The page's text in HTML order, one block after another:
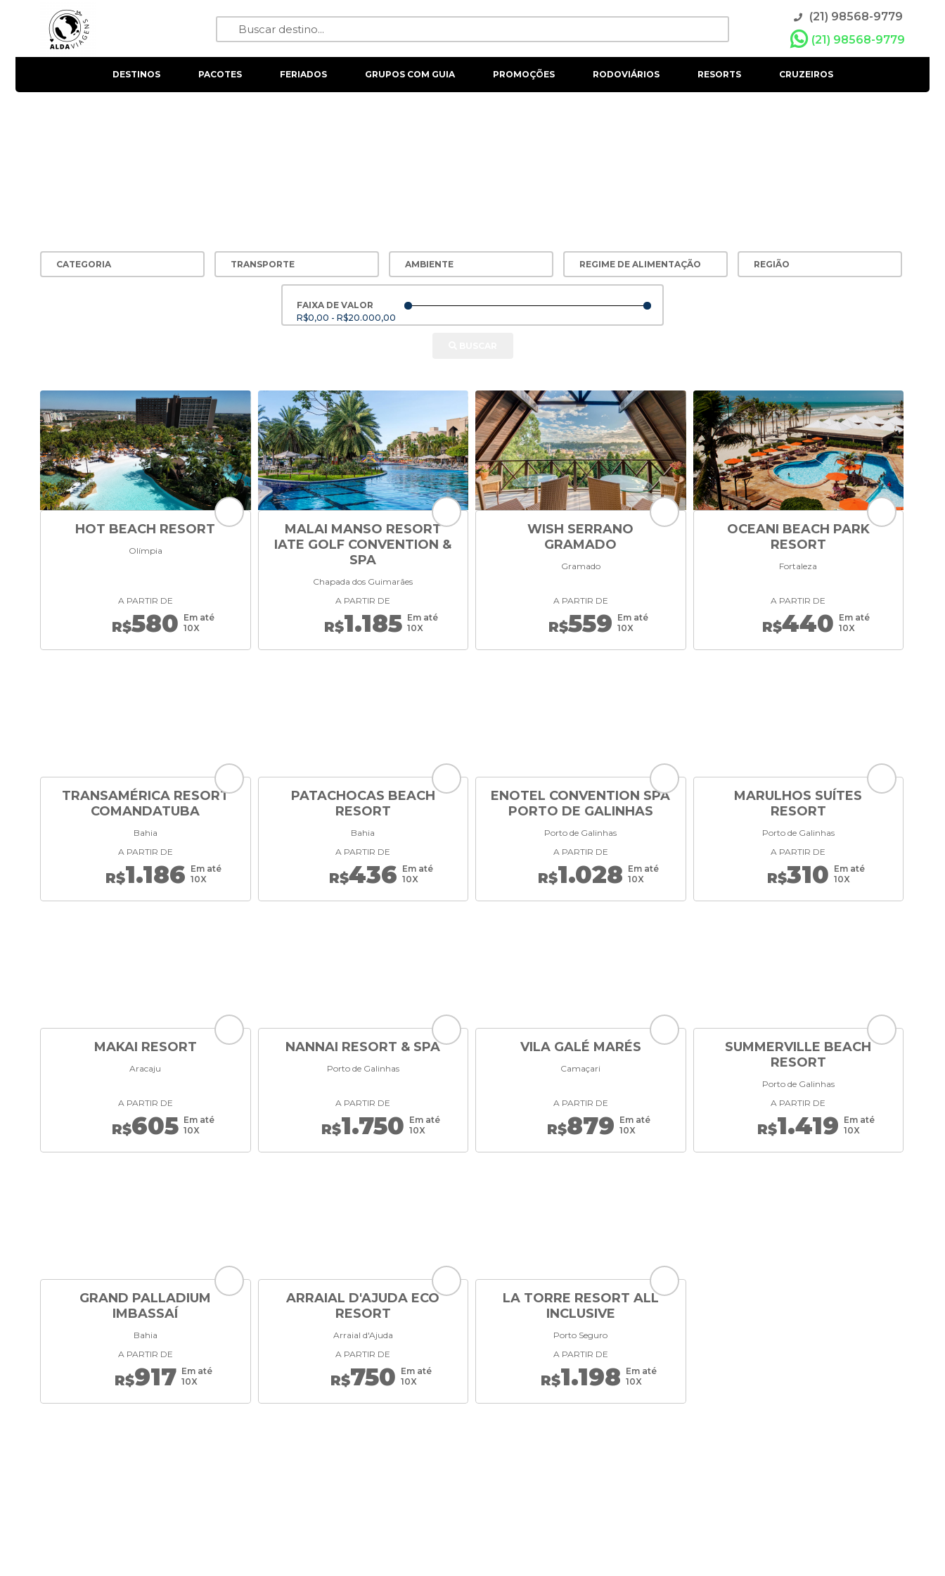
(21) 98568-9779
(21) 98568-9779
DESTINOS PACOTES FERIADOS GRUPOS COM GUIA PROMOÇÕES RODOVIÁRIOS RESORTS CRUZEIROS
FAIXA DE VALOR
R$0,00 - R$20.000,00
HOT BEACH RESORT
Olímpia
A PARTIR DE
R$580 Em até
10X
MALAI MANSO RESORT
IATE GOLF CONVENTION &
SPA
Chapada dos Guimarães
A PARTIR DE
R$1.185 Em até
10X
WISH SERRANO
GRAMADO
Gramado
A PARTIR DE
R$559 Em até
10X
OCEANI BEACH PARK
RESORT
Fortaleza
A PARTIR DE
R$440 Em até
10X
TRANSAMÉRICA RESORT
COMANDATUBA
Bahia
A PARTIR DE
R$1.186 Em até
10X
PATACHOCAS BEACH
RESORT
Bahia
A PARTIR DE
R$436 Em até
10X
ENOTEL CONVENTION SPA
PORTO DE GALINHAS
Porto de Galinhas
A PARTIR DE
R$1.028 Em até
10X
MARULHOS SUÍTES
RESORT
Porto de Galinhas
A PARTIR DE
R$310 Em até
10X
MAKAI RESORT
Aracaju
A PARTIR DE
R$605 Em até
10X
NANNAI RESORT & SPA
Porto de Galinhas
A PARTIR DE
R$1.750 Em até
10X
VILA GALÉ MARÉS
Camaçari
A PARTIR DE
R$879 Em até
10X
SUMMERVILLE BEACH
RESORT
Porto de Galinhas
A PARTIR DE
R$1.419 Em até
10X
GRAND PALLADIUM
IMBASSAÍ
Bahia
A PARTIR DE
R$917 Em até
10X
ARRAIAL D'AJUDA ECO
RESORT
Arraial d'Ajuda
A PARTIR DE
R$750 Em até
10X
LA TORRE RESORT ALL
INCLUSIVE
Porto Seguro
A PARTIR DE
R$1.198 Em até
10X